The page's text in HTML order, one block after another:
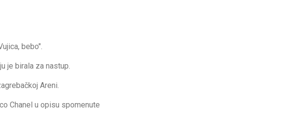
bebo".
je birala za nastup.
Areni.
Chanel u opisu spomenute